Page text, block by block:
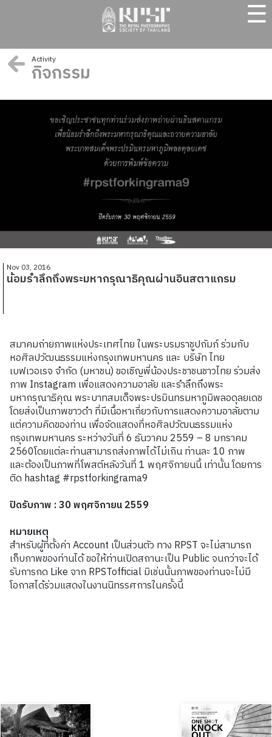
☰
Activity
กิจกรรม
Nov 03, 2016
น้อมรำลึกถึงพระมหากรุณาธิคุณผ่านอินสตาแกรม
สมาคมถ่ายภาพแห่งประเทศไทย ในพระบรมราชูปถัมภ์ ร่วมกับ
หอศิลปวัฒนธรรมแห่งกรุงเทพมหานคร และ บริษัท ไทย
เบฟเวอเรจ จำกัด (มหาชน) ขอเชิญพี่น้องประชาชนชาวไทย ร่วมส่ง
ภาพ Instagram เพื่อแสดงความอาลัย และรำลึกถึงพระ
มหากรุณาธิคุณ พระบาทสมเด็จพระปรมินทรมหาภูมิพลอดุลยเดช
โดยส่งเป็นภาพขาวดำ ที่มีเนื้อหาเกี่ยวกับการแสดงความอาลัยตาม
แต่ความคิดของท่าน เพื่อจัดแสดงที่หอศิลปวัฒนธรรมแห่ง
กรุงเทพมหานคร ระหว่างวันที่ 6 ธันวาคม 2559 – 8 มกราคม
2560โดยแต่ละท่านสามารถส่งภาพได้ไม่เกิน ท่านละ 10 ภาพ
และต้องเป็นภาพที่โพสต์หลังวันที่ 1 พฤศจิกายนนี้ เท่านั้น โดยการ
ติด hashtag #rpstforkingrama9
ปิดรับภาพ : 30 พฤศจิกายน 2559
หมายเหตุ
สำหรับผู้ที่ตั้งค่า Account เป็นส่วนตัว ทาง RPST จะไม่สามารถ
เก็บภาพของท่านได้ ขอให้ท่านเปิดสถานะเป็น Public จนกว่าจะได้
รับการกด Like จาก RPSTofficial มิเช่นนั้นภาพของท่านจะไม่มี
โอกาสได้ร่วมแสดงในงานนิทรรศการในครั้งนี้